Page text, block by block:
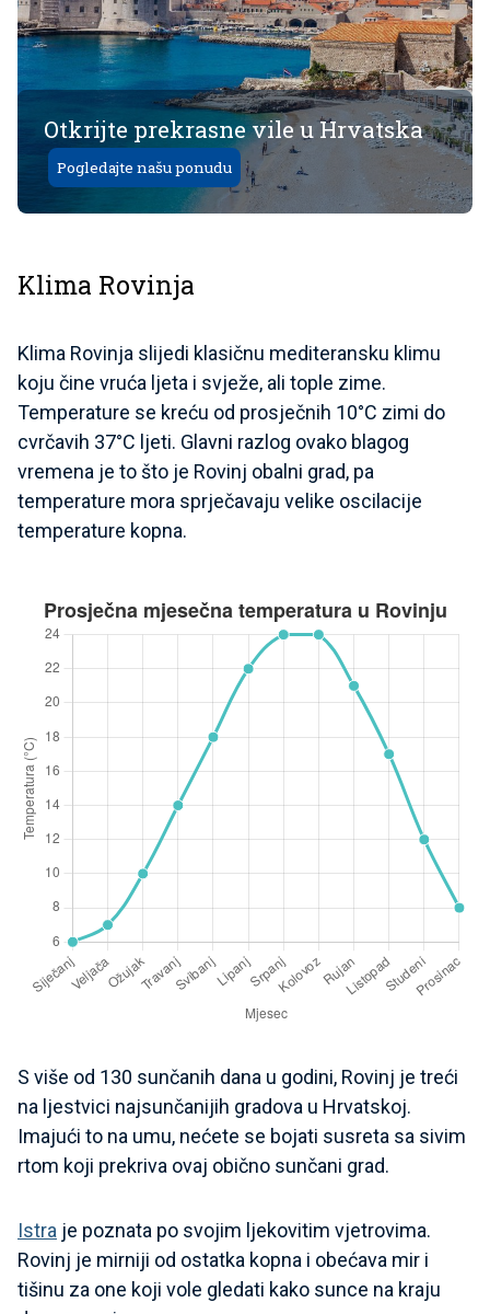
Otkrijte prekrasne vile u Hrvatska
Pogledajte našu ponudu
Klima Rovinja
Klima Rovinja slijedi klasičnu mediteransku klimu
koju čine vruća ljeta i svježe, ali tople zime.
Temperature se kreću od prosječnih 10°C zimi do
cvrčavih 37°C ljeti. Glavni razlog ovako blagog
vremena je to što je Rovinj obalni grad, pa
temperature mora sprječavaju velike oscilacije
temperature kopna.
S više od 130 sunčanih dana u godini, Rovinj je treći
na ljestvici najsunčanijih gradova u Hrvatskoj.
Imajući to na umu, nećete se bojati susreta sa sivim
rtom koji prekriva ovaj obično sunčani grad.
Istra je poznata po svojim ljekovitim vjetrovima.
Rovinj je mirniji od ostatka kopna i obećava mir i
tišinu za one koji vole gledati kako sunce na kraju